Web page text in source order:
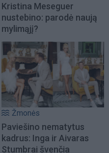
Kristina Meseguer
nustebino: parodė naują
mylimąjį?
Žmonės
Paviešino nematytus
kadrus: Inga ir Aivaras
Stumbrai švenčia